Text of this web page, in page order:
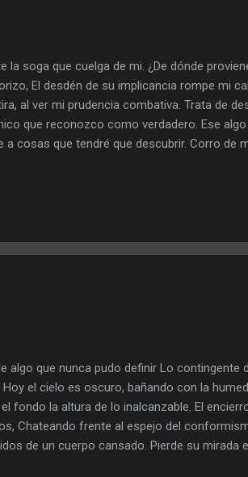
la soga que cuelga de mi. ¿De dónde
El desdén de su implicancia rompe mi
al ver mi prudencia combativa. Trata de
que reconozco como verdadero. Ese
cosas que tendré que descubrir. Corro de
traducido en discursos cotidianos de
la historia como alguien . No hay buenos
algo que nunca pudo definir Lo contingente
el cielo es oscuro, bañando con la
fondo la altura de lo inalcanzable. El
Chateando frente al espejo del
de un cuerpo cansado. Pierde su mirada